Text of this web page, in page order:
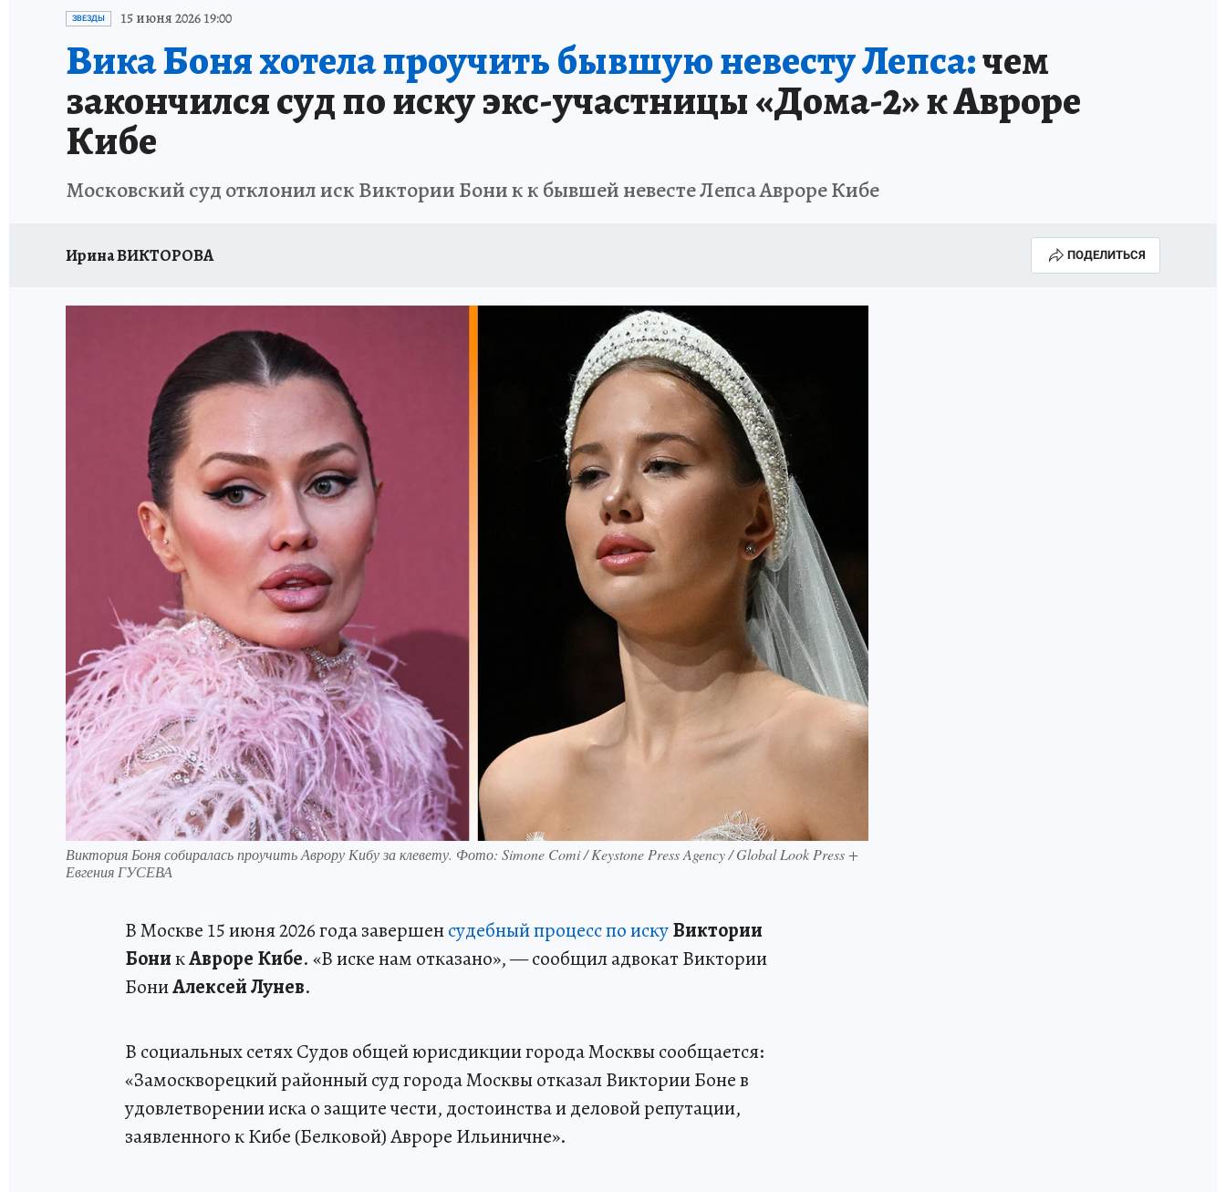
ИСПЫТАНО НА СЕБЕ
ЗВЕЗДЫ 15 июня 2026 19:00
Вика Боня хотела проучить бывшую невесту Лепса:чем
закончился суд по иску экс-участницы «Дома-2» к Авроре
Кибе
Московский суд отклонил иск Виктории Бони к к бывшей невесте Лепса Авроре Кибе
Ирина ВИКТОРОВА ПОДЕЛИТЬСЯ
Виктория Боня собиралась проучить Аврору Кибу за клевету. Фото: Simone Comi / Keystone Press Agency / Global Look Press +
Евгения ГУСЕВА
В Москве 15 июня 2026 года завершенсудебный процесс по искуВиктории
БоникАвроре Кибе. «В иске нам отказано», — сообщил адвокат Виктории
БониАлексей Лунев.
В социальных сетях Судов общей юрисдикции города Москвы сообщается:
«Замоскворецкий районный суд города Москвы отказал Виктории Боне в
удовлетворении иска о защите чести, достоинства и деловой репутации,
заявленного к Кибе (Белковой) Авроре Ильиничне».